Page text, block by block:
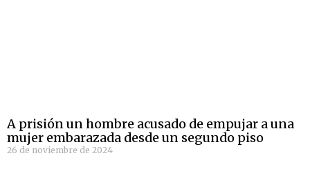
A prisión un hombre acusado de empujar a una
mujer embarazada desde un segundo piso
26 de noviembre de 2024